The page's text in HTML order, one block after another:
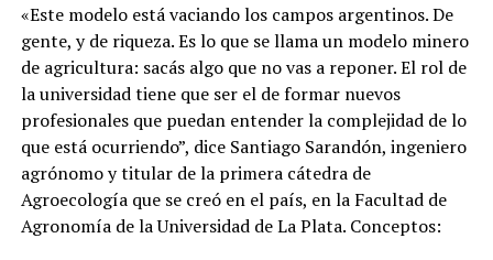
«Este modelo está vaciando los campos argentinos. De
gente, y de riqueza. Es lo que se llama un modelo minero
de agricultura: sacás algo que no vas a reponer. El rol de
la universidad tiene que ser el de formar nuevos
profesionales que puedan entender la complejidad de lo
que está ocurriendo”, dice Santiago Sarandón, ingeniero
agrónomo y titular de la primera cátedra de
Agroecología que se creó en el país, en la Facultad de
Agronomía de la Universidad de La Plata. Conceptos: